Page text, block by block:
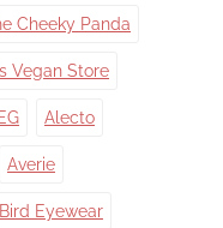
Cheeky Panda
Vegan Store
Alecto
Averie
Bird Eyewear